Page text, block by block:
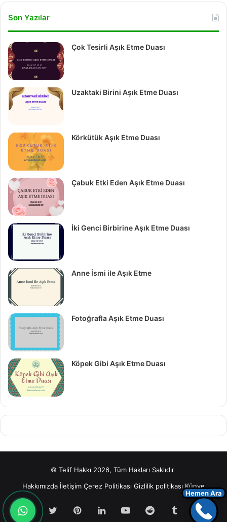
Son Yazılar
Çok Tesirli Aşık Etme Duası
Uzaktaki Birini Aşık Etme Duası
Körkütük Aşık Etme Duası
Çabuk Etki Eden Aşık Etme Duası
İki Genci Birbirine Aşık Etme Duası
Anne İsmi ile Aşık Etme
Fotoğrafla Aşık Etme Duası
Köpek Gibi Aşık Etme Duası
Hemen Ara
© Telif Hakkı 2026, Tüm Hakları Saklıdır
Hakkımızda İletişim Çerez Politikası Gizlilik politikası Künye
Facebook
TwitterPinterestLinkedInYouTubeRedditTumblr